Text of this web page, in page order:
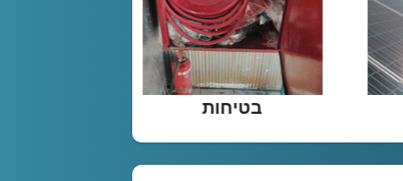
אנרגיה ירוקה